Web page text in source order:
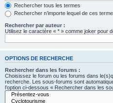
Rechercher tous les termes
Rechercher n’importe lequel de ces
Rechercher par auteur :
Utilisez le caractère « * » comme joker pour
OPTIONS DE RECHERCHE
Rechercher dans les forums :
Choisissez le forum ou les forums dans
recherche. Les sous-forums sont
l’option ci-dessous « Rechercher dans les